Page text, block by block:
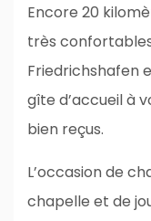
Encore 20
très
Friedrichshafen
gîte d’accueil à
bien reçus.
L’occasion de
chapelle et de